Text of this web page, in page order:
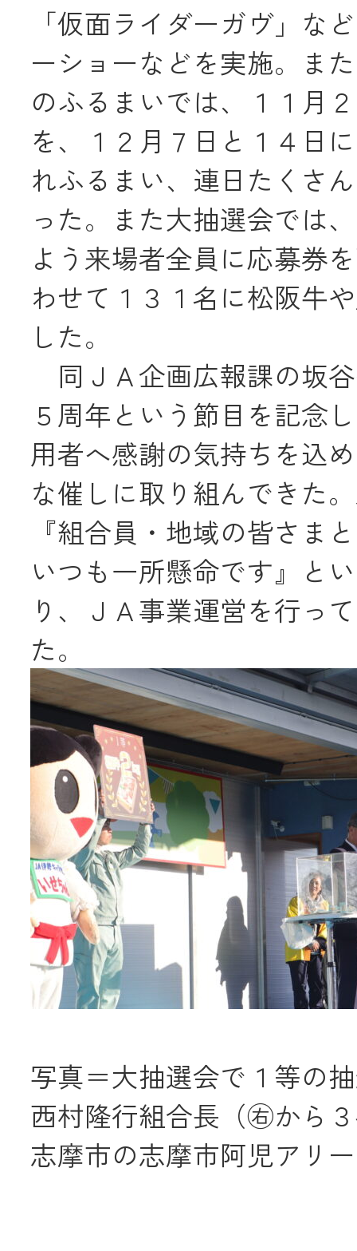
「仮面ライダーガヴ」な
ーショーなどを実施。ま
のふるまいでは、１１月
を、１２月７日と１４日
れふるまい、連日たくさ
った。また大抽選会では
よう来場者全員に応募券
わせて１３１名に松阪牛
した。
同ＪＡ企画広報課の坂
５周年という節目を記念
用者へ感謝の気持ちを込
な催しに取り組んできた
『組合員・地域の皆さま
いつも一所懸命です』と
り、ＪＡ事業運営を行っ
た。
写真＝大抽選会で１等の
西村隆行組合長（㊨から
志摩市の志摩市阿児アリ